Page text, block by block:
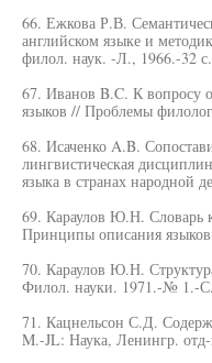
66. Ежкова Р.В.
английском языке и
филол. наук. -Л., 1966.-32 с.
67. Иванов B.C. К вопросу
языков // Проблемы
68. Исаченко A.B.
лингвистическая
языка в странах народной
69. Караулов Ю.Н. Словарь
Принципы описания
70. Караулов Ю.Н.
Филол. науки. 1971.-№ 1.-
71. Кацнельсон С.Д.
M.-JL: Наука, Ленингр.